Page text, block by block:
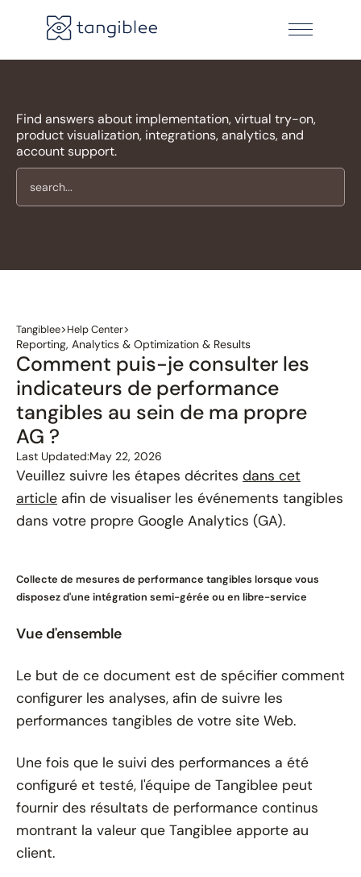
Find answers about implementation, virtual try-on,
product visualization, integrations, analytics, and
account support.
Tangiblee>Help Center>
Reporting, Analytics & Optimization & Results
Comment puis-je consulter les
indicateurs de performance
tangibles au sein de ma propre
AG ?
Last Updated:May 22, 2026
Veuillez suivre les étapes décrites dans cet
article afin de visualiser les événements tangibles
dans votre propre Google Analytics (GA).
Collecte de mesures de performance tangibles lorsque vous
disposez d'une intégration semi-gérée ou en libre-service
Vue d'ensemble
Le but de ce document est de spécifier comment
configurer les analyses, afin de suivre les
performances tangibles de votre site Web.
Une fois que le suivi des performances a été
configuré et testé, l'équipe de Tangiblee peut
fournir des résultats de performance continus
montrant la valeur que Tangiblee apporte au
client.